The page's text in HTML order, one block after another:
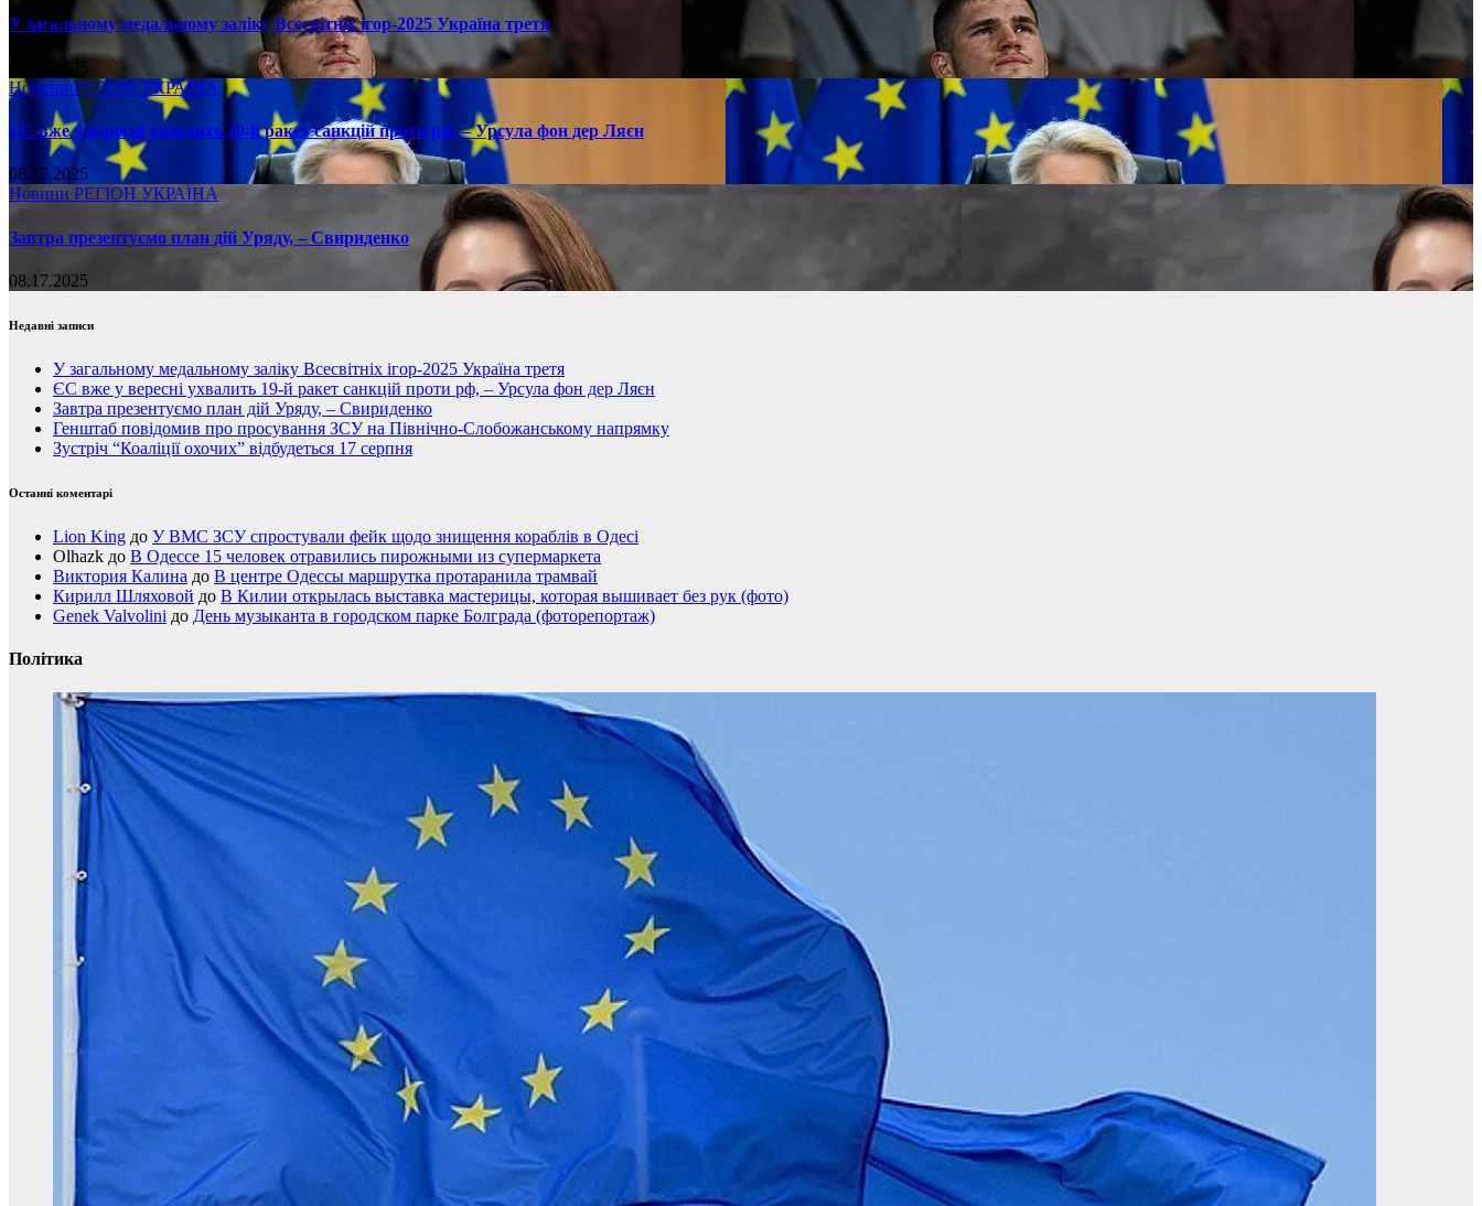
У загальному медальному заліку Всесвітніх ігор-2025 Україна третя
08.17.2025
НовиниРЕГІОН УКРАЇНА
ЄС вже у вересні ухвалить 19-й ракет санкцій проти рф, – Урсула фон дер Ляєн
08.17.2025
Новини РЕГІОН УКРАЇНА
Завтра презентуємо план дій Уряду, – Свириденко
08.17.2025
Недавні записи
У загальному медальному заліку Всесвітніх ігор-2025 Україна третя
ЄС вже у вересні ухвалить 19-й ракет санкцій проти рф, – Урсула фон дер Ляєн
Завтра презентуємо план дій Уряду, – Свириденко
Генштаб повідомив про просування ЗСУ на Північно-Слобожанському напрямку
Зустріч “Коаліції охочих” відбудеться 17 серпня
Останні коментарі
Lion King до У ВМС ЗСУ спростували фейк щодо знищення кораблів в Одесі
Olhazk до В Одессе 15 человек отравились пирожными из супермаркета
Виктория Калина до В центре Одессы маршрутка протаранила трамвай
Кирилл Шляховой до В Килии открылась выставка мастерицы, которая вышивает без рук (фото)
Genek Valvolini до День музыканта в городском парке Болграда (фоторепортаж)
Політика